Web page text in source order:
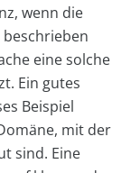
wenn die
eine solche
Ein gutes
Beispiel
mit der
sind. Eine